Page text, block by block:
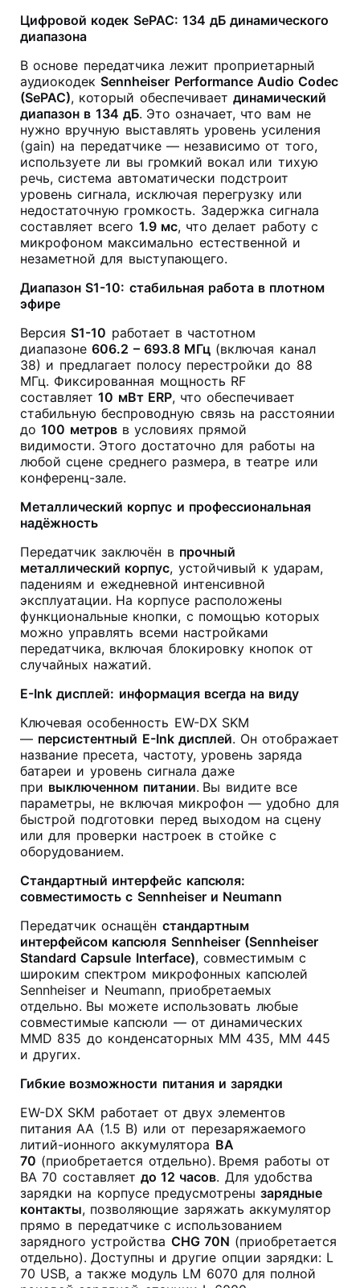
Цифровой кодек SePAC: 134 дБ динамического
диапазона
В основе передатчика лежит проприетарный
аудиокодекSennheiser Performance Audio Codec
(SePAC), который обеспечивает динамический
диапазон в 134 дБ.Это означает, что вам не
нужно вручную выставлять уровень усиления
(gain) на передатчике — независимо от того,
используете ли вы громкий вокал или тихую
речь, система автоматически подстроит
уровень сигнала, исключая перегрузку или
недостаточную громкость. Задержка сигнала
составляет всего 1.9 мс, что делает работу с
микрофоном максимально естественной и
незаметной для выступающего.
Диапазон S1-10: стабильная работа в плотном
эфире
ВерсияS1-10 работает в частотном
диапазоне606.2 – 693.8 МГц (включая канал
38) и предлагает полосу перестройки до 88
МГц. Фиксированная мощность RF
составляет10 мВт ERP, что обеспечивает
стабильную беспроводную связь на расстоянии
до100 метровв условиях прямой
видимости.Этого достаточно для работы на
любой сцене среднего размера, в театре или
конференц-зале.
Металлический корпус и профессиональная
надёжность
Передатчик заключён в прочный
металлический корпус, устойчивый к ударам,
падениям и ежедневной интенсивной
эксплуатации.На корпусе расположены
функциональные кнопки, с помощью которых
можно управлять всеми настройками
передатчика, включая блокировку кнопок от
случайных нажатий.
E-Ink дисплей: информация всегда на виду
Ключевая особенность EW-DX SKM
— персистентный E-Ink дисплей. Он отображает
название пресета, частоту, уровень заряда
батареи и уровень сигнала даже
при выключенном питании.Вы видите все
параметры, не включая микрофон — удобно для
быстрой подготовки перед выходом на сцену
или для проверки настроек в стойке с
оборудованием.
Стандартный интерфейс капсюля:
совместимость с Sennheiser и Neumann
Передатчик оснащён стандартным
интерфейсом капсюля Sennheiser (Sennheiser
Standard Capsule Interface), совместимым с
широким спектром микрофонных капсюлей
Sennheiser и Neumann, приобретаемых
отдельно.Вы можете использовать любые
совместимые капсюли — от динамических
MMD 835 до конденсаторных MM 435, MM 445
и других.
Гибкие возможности питания и зарядки
EW-DX SKM работает от двух элементов
питания AA (1.5 В) или от перезаряжаемого
литий-ионного аккумулятора BA
70 (приобретается отдельно).Время работы от
BA 70 составляет до 12 часов. Для удобства
зарядки на корпусе предусмотренызарядные
контакты, позволяющие заряжать аккумулятор
прямо в передатчике с использованием
зарядного устройства CHG 70N (приобретается
отдельно).Доступны и другие опции зарядки: L
70 USB, а также модуль LM 6070 для полной